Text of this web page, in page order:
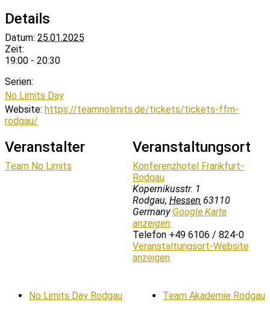
Details
Datum: 25.01.2025
Zeit:
19:00 - 20:30
Serien:
No Limits Day
Website: https://teamnolimits.de/tickets/tickets-ffm-
rodgau/
Veranstaltungsort
Konferenzhotel Frankfurt-
Rodgau
Kopernikusstr. 1
Rodgau, Hessen 63110
Germany Google Karte
anzeigen
Telefon +49 6106 / 824-0
Veranstaltungsort-Website
anzeigen
Veranstalter
Team No Limits
No Limits Day Rodgau Team Akademie Rodgau